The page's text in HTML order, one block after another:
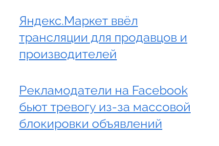
Яндекс.Маркет ввёл
трансляции для продавцов и
производителей
Рекламодатели на Facebook
бьют тревогу из-за массовой
блокировки объявлений